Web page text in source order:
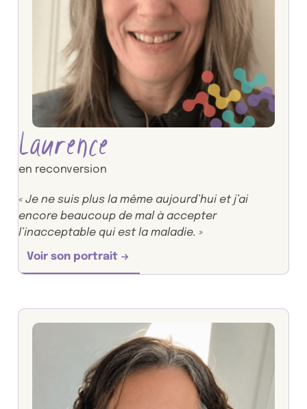
Laurence
en reconversion
« Je ne suis plus la même aujourd’hui et j’ai
encore beaucoup de mal à accepter
l’inacceptable qui est la maladie. »
Voir son portrait